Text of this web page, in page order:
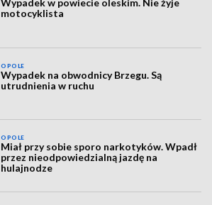
Wypadek w powiecie oleskim. Nie żyje
motocyklista
OPOLE
Wypadek na obwodnicy Brzegu. Są
utrudnienia w ruchu
OPOLE
Miał przy sobie sporo narkotyków. Wpadł
przez nieodpowiedzialną jazdę na
hulajnodze